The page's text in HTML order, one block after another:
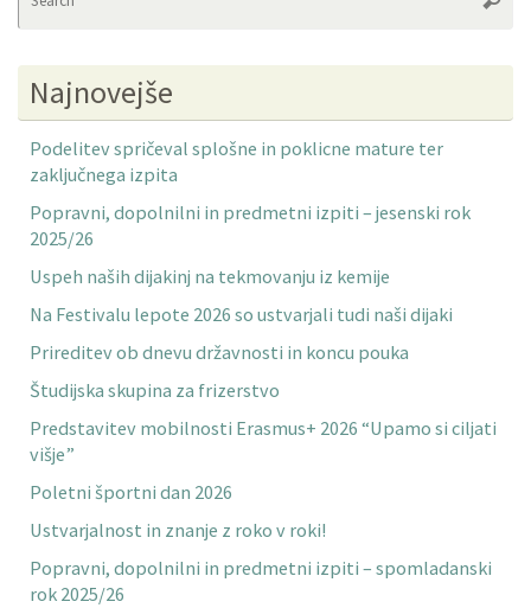
Najnovejše
Podelitev spričeval splošne in poklicne mature ter
zaključnega izpita
Popravni, dopolnilni in predmetni izpiti – jesenski rok
2025/26
Uspeh naših dijakinj na tekmovanju iz kemije
Na Festivalu lepote 2026 so ustvarjali tudi naši dijaki
Prireditev ob dnevu državnosti in koncu pouka
Študijska skupina za frizerstvo
Predstavitev mobilnosti Erasmus+ 2026 “Upamo si ciljati
višje”
Poletni športni dan 2026
Ustvarjalnost in znanje z roko v roki!
Popravni, dopolnilni in predmetni izpiti – spomladanski
rok 2025/26